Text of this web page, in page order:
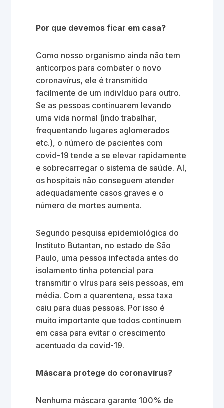
Por que devemos ficar em casa?
Como nosso organismo ainda não tem
anticorpos para combater o novo
coronavírus, ele é transmitido
facilmente de um indivíduo para outro.
Se as pessoas continuarem levando
uma vida normal (indo trabalhar,
frequentando lugares aglomerados
etc.), o número de pacientes com
covid-19 tende a se elevar rapidamente
e sobrecarregar o sistema de saúde. Aí,
os hospitais não conseguem atender
adequadamente casos graves e o
número de mortes aumenta.
Segundo pesquisa epidemiológica do
Instituto Butantan, no estado de São
Paulo, uma pessoa infectada antes do
isolamento tinha potencial para
transmitir o vírus para seis pessoas, em
média. Com a quarentena, essa taxa
caiu para duas pessoas. Por isso é
muito importante que todos continuem
em casa para evitar o crescimento
acentuado da covid-19.
Máscara protege do coronavírus?
Nenhuma máscara garante 100% de